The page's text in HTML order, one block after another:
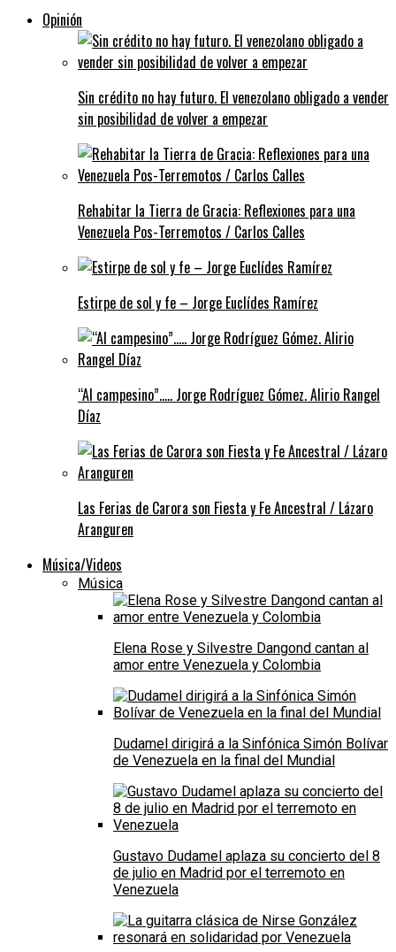
Opinión
Sin crédito no hay futuro. El venezolano obligado a vender
sin posibilidad de volver a empezar
Rehabitar la Tierra de Gracia: Reflexiones para una
Venezuela Pos-Terremotos / Carlos Calles
Estirpe de sol y fe – Jorge Euclídes Ramírez
“Al campesino”….. Jorge Rodríguez Gómez. Alirio Rangel
Díaz
Las Ferias de Carora son Fiesta y Fe Ancestral / Lázaro
Aranguren
Música/Videos
Música
Elena Rose y Silvestre Dangond cantan al
amor entre Venezuela y Colombia
Dudamel dirigirá a la Sinfónica Simón Bolívar
de Venezuela en la final del Mundial
Gustavo Dudamel aplaza su concierto del 8
de julio en Madrid por el terremoto en
Venezuela